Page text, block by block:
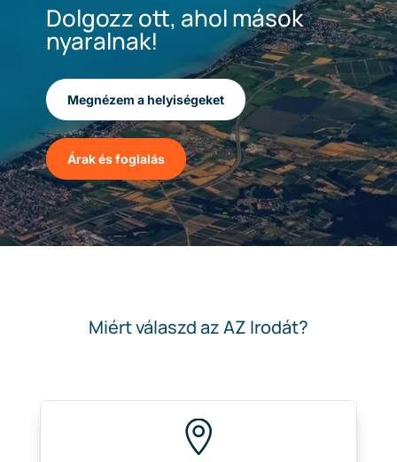
Dolgozz ott, ahol mások
nyaralnak!
Megnézem a helyiségeket
Árak és foglalás
Miért válaszd az AZ Irodát?
